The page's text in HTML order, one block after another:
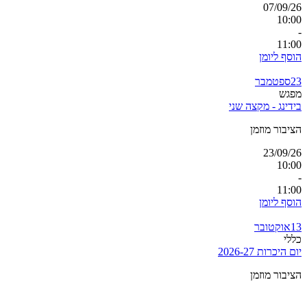
07/09/26
10:00
-
11:00
הוסף ליומן
23ספטמבר
מפגש
בידינג - מקצה שני
הציבור מוזמן
23/09/26
10:00
-
11:00
הוסף ליומן
13אוקטובר
כללי
יום היכרות 2026-27
הציבור מוזמן